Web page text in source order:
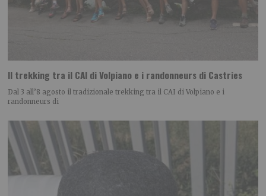
Il trekking tra il CAI di Volpiano e i randonneurs di Castries
Dal 3 all’8 agosto il tradizionale trekking tra il CAI di Volpiano e i
randonneurs di